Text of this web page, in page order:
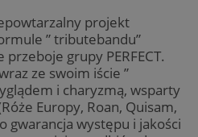
projekt
” tributebandu”
grupy PERFECT.
ze swoim iście ”
i charyzmą, wsparty
Europy, Roan, Quisam,
gwarancja występu i jakości